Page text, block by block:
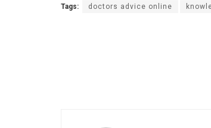
Tags: doctors advice online